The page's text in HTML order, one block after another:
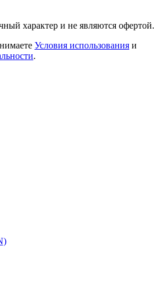
характер и не являются офертой.
Условия использования и
.